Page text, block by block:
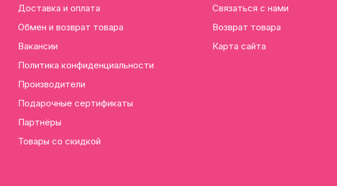
Доставка и оплата
Обмен и возврат товара
Вакансии
Политика конфиденциальности
Производители
Подарочные сертификаты
Партнёры
Товары со скидкой
Связаться с нами
Возврат товара
Карта сайта